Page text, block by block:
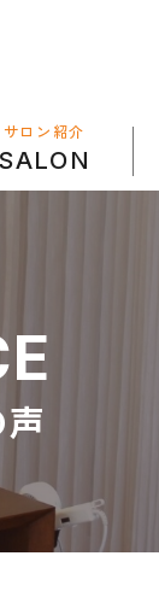
サロン紹介
SALON